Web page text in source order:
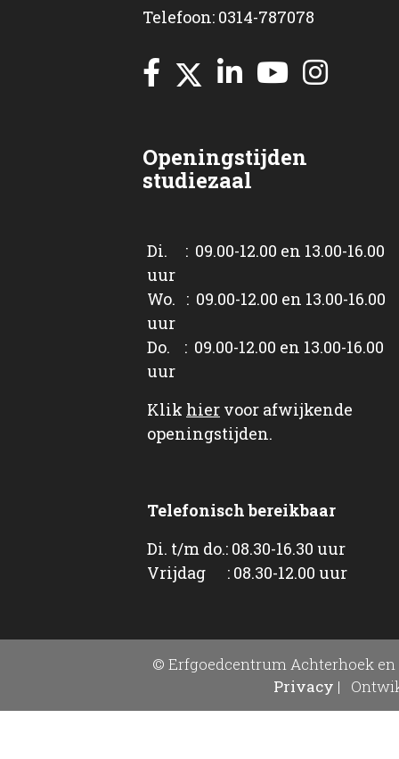
Telefoon: 0314-787078
Openingstijden
studiezaal
Di. : 09.00-12.00 en 13.00-16.00
uur
Wo. : 09.00-12.00 en 13.00-16.00
uur
Do. : 09.00-12.00 en 13.00-16.00
uur
Klik hier voor afwijkende
openingstijden.
Telefonisch bereikbaar
Di. t/m do.: 08.30-16.30 uur
Vrijdag : 08.30-12.00 uur
© Erfgoedcentrum Achterhoek en
Privacy |